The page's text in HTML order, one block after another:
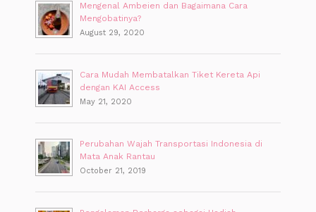
Mengenal Ambeien dan Bagaimana Cara
Mengobatinya?
August 29, 2020
Cara Mudah Membatalkan Tiket Kereta Api
dengan KAI Access
May 21, 2020
Perubahan Wajah Transportasi Indonesia di
Mata Anak Rantau
October 21, 2019